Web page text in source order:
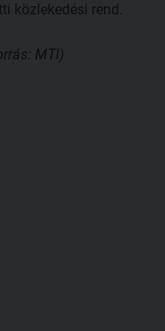
közlekedési rend.
MTI)